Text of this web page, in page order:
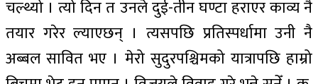
चल्थ्यो । त्यो दिन त उनले दुई-तीन घण्टा हराएर काव्य नै
तयार गरेर ल्याएछन् । त्यसपछि प्रतिस्पर्धामा उनी नै
अब्बल सावित भए । मेरो सुदुरपश्चिमको यात्रापछि हाम्रो